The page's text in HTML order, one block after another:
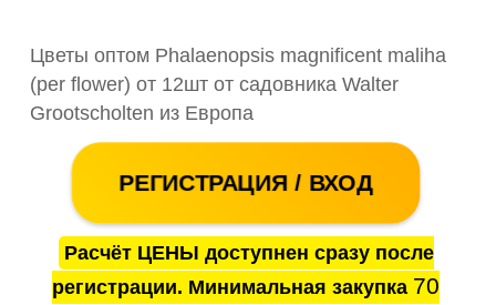
Цветы оптом Phalaenopsis magnificent maliha
(per flower) от 12шт от садовника Walter
Grootscholten из Европа
РЕГИСТРАЦИЯ / ВХОД
Расчёт ЦЕНЫ доступнен сразу после
регистрации. Минимальная закупка 70